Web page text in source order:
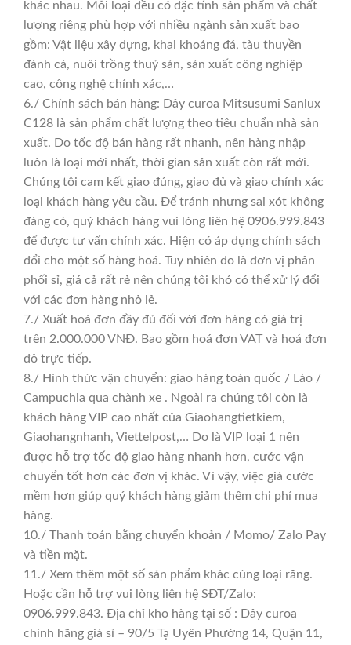
khác nhau. Mỗi loại đều có đặc tính sản phẩm và chất
lượng riêng phù hợp với nhiều ngành sản xuất bao
gồm: Vật liệu xây dựng, khai khoáng đá, tàu thuyền
đánh cá, nuôi trồng thuỷ sản, sản xuất công nghiệp
cao, công nghệ chính xác,…
6./ Chính sách bán hàng: Dây curoa Mitsusumi Sanlux
C128 là sản phẩm chất lượng theo tiêu chuẩn nhà sản
xuất. Do tốc độ bán hàng rất nhanh, nên hàng nhập
luôn là loại mới nhất, thời gian sản xuất còn rất mới.
Chúng tôi cam kết giao đúng, giao đủ và giao chính xác
loại khách hàng yêu cầu. Để tránh nhưng sai xót không
đáng có, quý khách hàng vui lòng liên hệ 0906.999.843
để được tư vấn chính xác. Hiện có áp dụng chính sách
đổi cho một số hàng hoá. Tuy nhiên do là đơn vị phân
phối sỉ, giá cả rất rẻ nên chúng tôi khó có thể xử lý đổi
với các đơn hàng nhỏ lẻ.
7./ Xuất hoá đơn đầy đủ đối với đơn hàng có giá trị
trên 2.000.000 VNĐ. Bao gồm hoá đơn VAT và hoá đơn
đỏ trực tiếp.
8./ Hình thức vận chuyển: giao hàng toàn quốc / Lào /
Campuchia qua chành xe . Ngoài ra chúng tôi còn là
khách hàng VIP cao nhất của Giaohangtietkiem,
Giaohangnhanh, Viettelpost,… Do là VIP loại 1 nên
được hỗ trợ tốc độ giao hàng nhanh hơn, cước vận
chuyển tốt hơn các đơn vị khác. Vì vậy, việc giá cước
mềm hơn giúp quý khách hàng giảm thêm chi phí mua
hàng.
10./ Thanh toán bằng chuyển khoản / Momo/ Zalo Pay
và tiền mặt.
11./ Xem thêm một số sản phẩm khác cùng loại răng.
Hoặc cần hỗ trợ vui lòng liên hệ SĐT/Zalo:
0906.999.843. Địa chỉ kho hàng tại số : Dây curoa
chính hãng giá sỉ – 90/5 Tạ Uyên Phường 14, Quận 11,